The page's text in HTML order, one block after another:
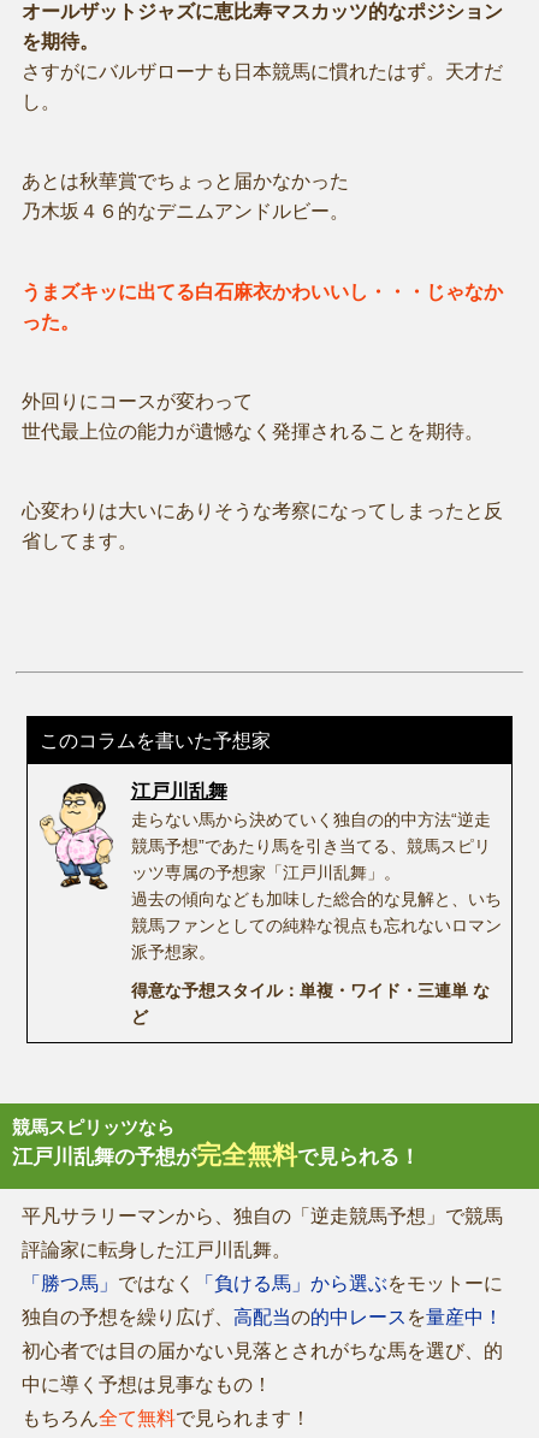
オールザットジャズに恵比寿マスカッツ的なポジション
を期待。
さすがにバルザローナも日本競馬に慣れたはず。天才だ
し。
あとは秋華賞でちょっと届かなかった
乃木坂４６的なデニムアンドルビー。
うまズキッに出てる白石麻衣かわいいし・・・じゃなか
った。
外回りにコースが変わって
世代最上位の能力が遺憾なく発揮されることを期待。
心変わりは大いにありそうな考察になってしまったと反
省してます。
このコラムを書いた予想家
江戸川乱舞
走らない馬から決めていく独自の的中方法“逆走
競馬予想”であたり馬を引き当てる、競馬スピリ
ッツ専属の予想家「江戸川乱舞」。
過去の傾向なども加味した総合的な見解と、いち
競馬ファンとしての純粋な視点も忘れないロマン
派予想家。
得意な予想スタイル：単複・ワイド・三連単 な
ど
競馬スピリッツなら
江戸川乱舞の予想が完全無料で見られる！
平凡サラリーマンから、独自の「逆走競馬予想」で競馬
評論家に転身した江戸川乱舞。
「勝つ馬」 ではなく 「負ける馬」から選ぶをモットーに
独自の予想を繰り広げ、 高配当の的中レース を量産中！
初心者では目の届かない見落とされがちな馬を選び、的
中に導く予想は見事なもの！
もちろん全て無料で見られます！